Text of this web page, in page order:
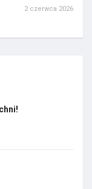
2 czerwca 2026